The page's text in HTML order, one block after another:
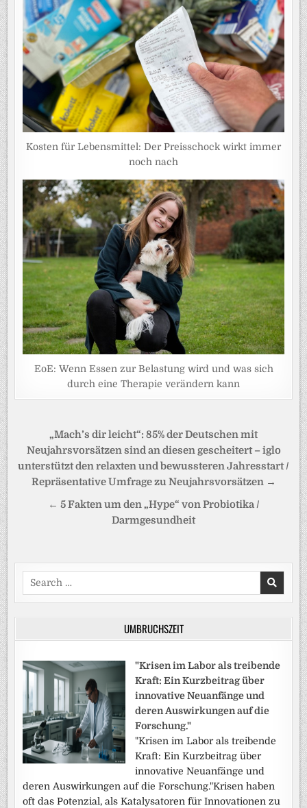
Kosten für Lebensmittel: Der Preisschock wirkt immer
noch nach
EoE: Wenn Essen zur Belastung wird und was sich
durch eine Therapie verändern kann
Beitragsnavigation
„Mach’s dir leicht“: 85% der Deutschen mit
Neujahrsvorsätzen sind an diesen gescheitert – iglo
unterstützt den relaxten und bewussteren Jahresstart /
Repräsentative Umfrage zu Neujahrsvorsätzen →
← 5 Fakten um den „Hype“ von Probiotika /
Darmgesundheit
Search
for:
UMBRUCHSZEIT
"Krisen im Labor als treibende
Kraft: Ein Kurzbeitrag über
innovative Neuanfänge und
deren Auswirkungen auf die
Forschung."
"Krisen im Labor als treibende
Kraft: Ein Kurzbeitrag über
innovative Neuanfänge und
deren Auswirkungen auf die Forschung."Krisen haben
oft das Potenzial, als Katalysatoren für Innovationen zu